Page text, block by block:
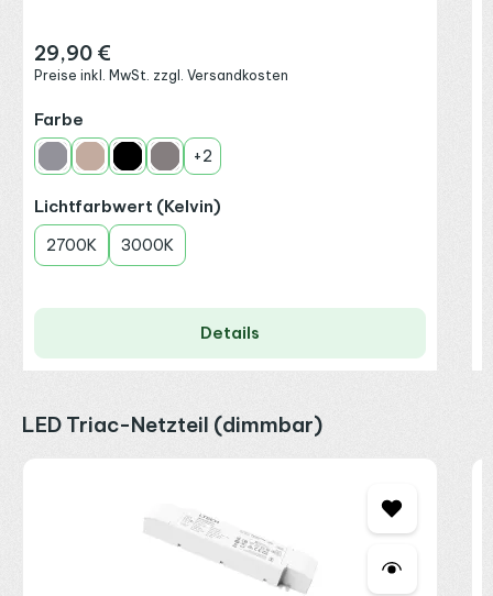
Regulärer Preis:
29,90 €
Preise inkl. MwSt. zzgl. Versandkosten
Farbe
AnthrazitChampagner
SchwarzSchwarz-Chrom
+2
Lichtfarbwert (Kelvin)
2700K 3000K
Details
Produktgalerie überspringen
LED Triac-Netzteil (dimmbar)